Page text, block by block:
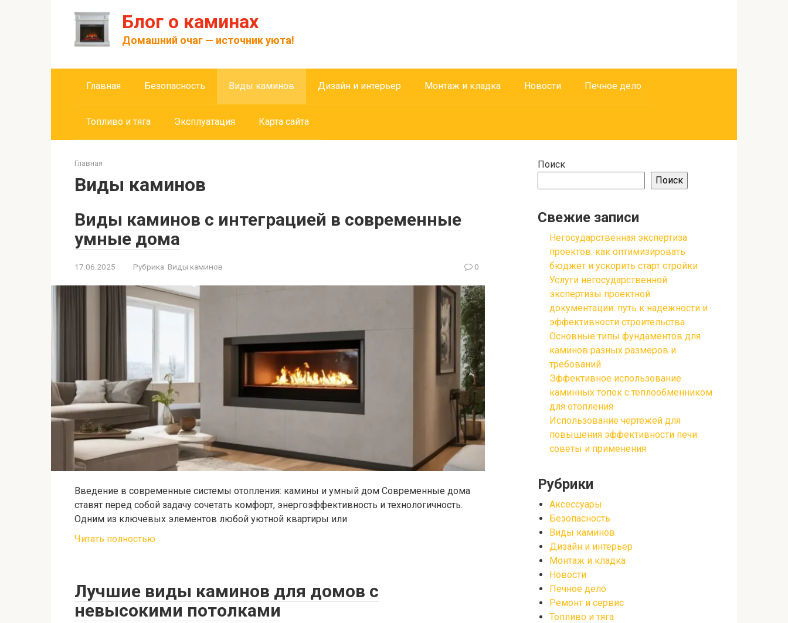
Блог о каминах
Домашний очаг — источник уюта!
Главная Безопасность Виды каминов Дизайн и интерьер Монтаж и кладка Новости Печное дело
Топливо и тяга Эксплуатация Карта сайта
Главная
Виды каминов
Виды каминов с интеграцией в современные
умные дома
17.06.2025 Рубрика: Виды каминов 0
Введение в современные системы отопления: камины и умный дом Современные дома
ставят перед собой задачу сочетать комфорт, энергоэффективность и технологичность.
Одним из ключевых элементов любой уютной квартиры или
Читать полностью
Лучшие виды каминов для домов с
невысокими потолками
Поиск
Поиск
Свежие записи
Негосударственная экспертиза
проектов: как оптимизировать
бюджет и ускорить старт стройки
Услуги негосударственной
экспертизы проектной
документации: путь к надежности и
эффективности строительства
Основные типы фундаментов для
каминов разных размеров и
требований
Эффективное использование
каминных топок с теплообменником
для отопления
Использование чертежей для
повышения эффективности печи:
советы и применения
Рубрики
Аксессуары
Безопасность
Виды каминов
Дизайн и интерьер
Монтаж и кладка
Новости
Печное дело
Ремонт и сервис
Топливо и тяга